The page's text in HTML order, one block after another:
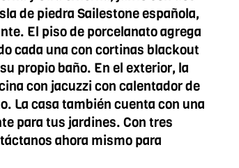
de piedra Sailestone española,
El piso de porcelanato agrega
cada una con cortinas blackout
propio baño. En el exterior, la
con jacuzzi con calentador de
La casa también cuenta con una
para tus jardines. Con tres
ahora mismo para